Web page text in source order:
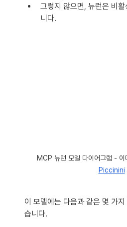
그렇지 않으면, 뉴런은 비
니다.
MCP 뉴런 모델 다이어그램 - 이
Piccinini
이 모델에는 다음과 같은 몇 가
습니다.